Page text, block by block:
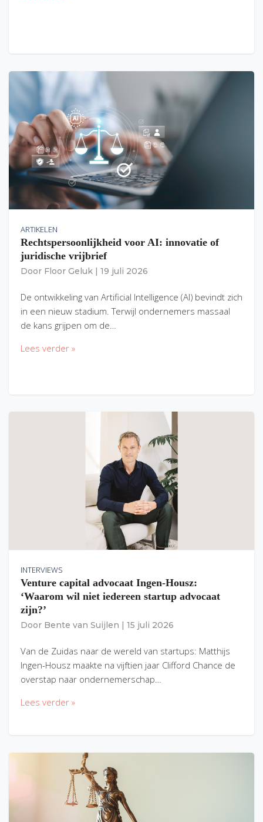
ARTIKELEN
Rechtspersoonlijkheid voor AI: innovatie of
juridische vrijbrief
Door Floor Geluk 19 juli 2026
De ontwikkeling van Artificial Intelligence (AI) bevindt zich
in een nieuw stadium. Terwijl ondernemers massaal
de kans grijpen om de…
Lees verder »
INTERVIEWS
Venture capital advocaat Ingen-Housz:
‘Waarom wil niet iedereen startup advocaat
zijn?’
Door Bente van Suijlen 15 juli 2026
Van de Zuidas naar de wereld van startups: Matthijs
Ingen-Housz maakte na vijftien jaar Clifford Chance de
overstap naar ondernemerschap…
Lees verder »